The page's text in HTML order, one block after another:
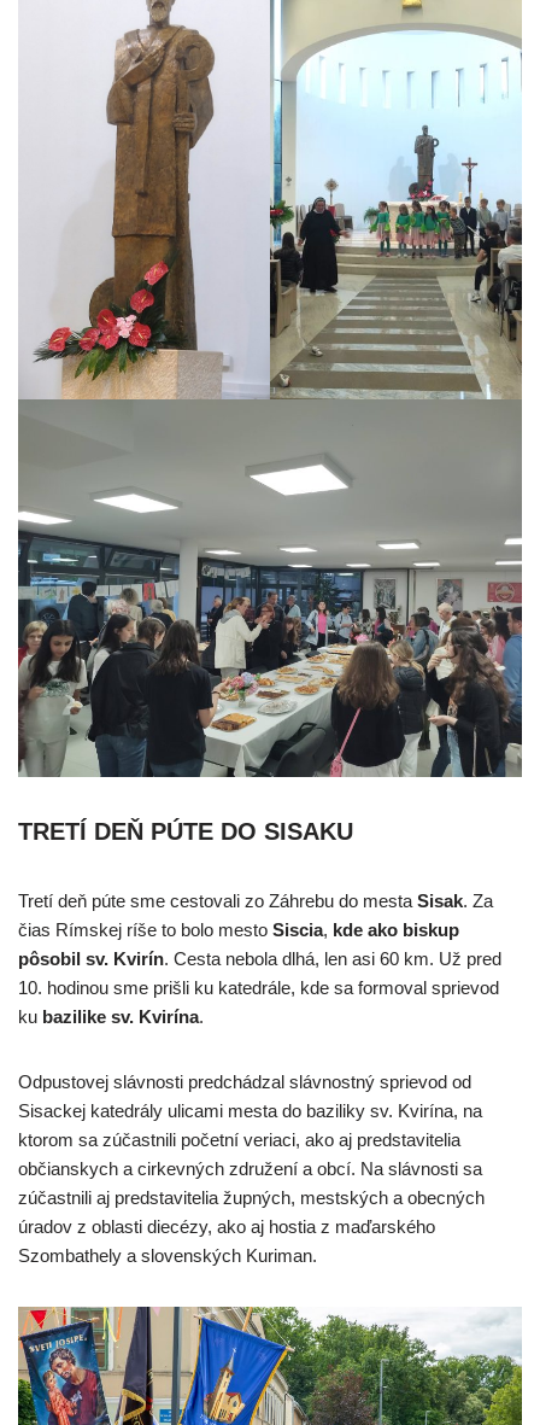
TRETÍ DEŇ PÚTE DO SISAKU
Tretí deň púte sme cestovali zo Záhrebu do mesta Sisak. Za
čias Rímskej ríše to bolo mesto Siscia, kde ako biskup
pôsobil sv. Kvirín. Cesta nebola dlhá, len asi 60 km. Už pred
10. hodinou sme prišli ku katedrále, kde sa formoval sprievod
ku bazilike sv. Kvirína.
Odpustovej slávnosti predchádzal slávnostný sprievod od
Sisackej katedrály ulicami mesta do baziliky sv. Kvirína, na
ktorom sa zúčastnili početní veriaci, ako aj predstavitelia
občianskych a cirkevných združení a obcí. Na slávnosti sa
zúčastnili aj predstavitelia župných, mestských a obecných
úradov z oblasti diecézy, ako aj hostia z maďarského
Szombathely a slovenských Kuriman.